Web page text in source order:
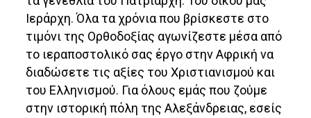
Ιεράρχη. Όλα τα χρόνια που βρίσκεστε στο
τιμόνι της Ορθοδοξίας αγωνίζεστε μέσα από
το ιεραποστολικό σας έργο στην Αφρική να
διαδώσετε τις αξίες του Χριστιανισμού και
του Ελληνισμού. Για όλους εμάς που ζούμε
στην ιστορική πόλη της Αλεξάνδρειας, εσείς